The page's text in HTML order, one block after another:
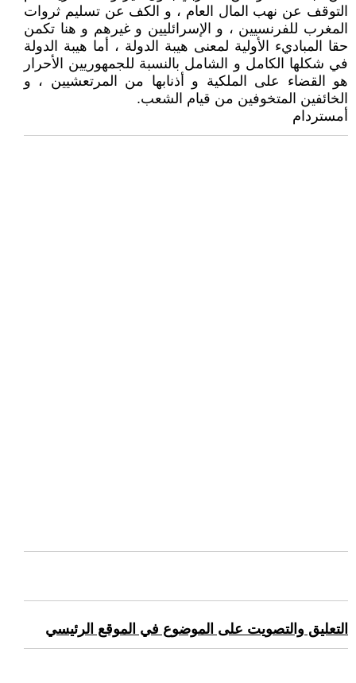
التوقف عن نهب المال العام ، و الكف عن تسليم ثروات
المغرب للفرنسيين ، و الإسرائليين و غيرهم و هنا تكمن
حقا المباديء الأولية لمعنى هيبة الدولة ، أما هيبة الدولة
في شكلها الكامل و الشامل بالنسبة للجمهوريين الأحرار
هو القضاء على الملكية و أذنابها من المرتعشيين ، و
الخائفين المتخوفين من قيام الشعب.
أمستردام
التعليق والتصويت على الموضوع في الموقع الرئيسي